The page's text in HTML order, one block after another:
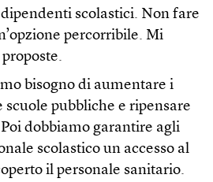
scolastici. Non fare
percorribile. Mi
bisogno di aumentare i
pubbliche e ripensare
dobbiamo garantire agli
scolastico un accesso al
il personale sanitario.